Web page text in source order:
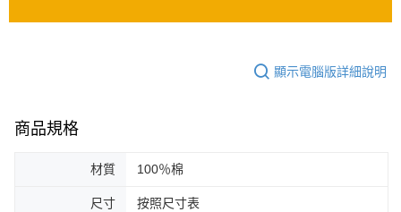
顯示電腦版詳細說明
商品規格
材質 100％棉
尺寸 按照尺寸表